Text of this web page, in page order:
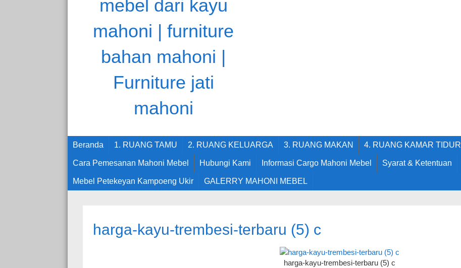
Beranda 1. RUANG TAMU 2. RUANG KELUARGA 3. RUANG MAKAN 4. RUANG KAMAR TIDUR
Cara Pemesanan Mahoni Mebel Hubungi Kami Informasi Cargo Mahoni Mebel Syarat & Ketentuan
Mebel Petekeyan Kampoeng Ukir GALERRY MAHONI MEBEL
harga-kayu-trembesi-terbaru (5) c
harga-kayu-trembesi-terbaru (5) c